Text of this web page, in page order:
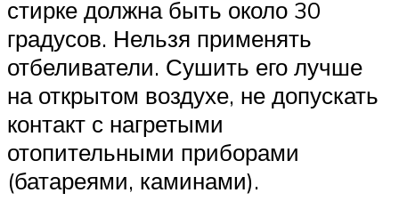
стирке должна быть около 30
градусов. Нельзя применять
отбеливатели. Сушить его лучше
на открытом воздухе, не допускать
контакт с нагретыми
отопительными приборами
(батареями, каминами).